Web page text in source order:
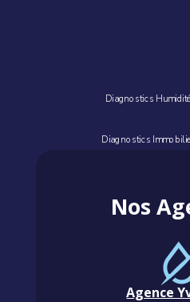
Diagnostics
Diagnostics
Nos
Agence